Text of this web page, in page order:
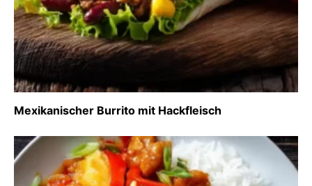
Mexikanischer Burrito mit Hackfleisch